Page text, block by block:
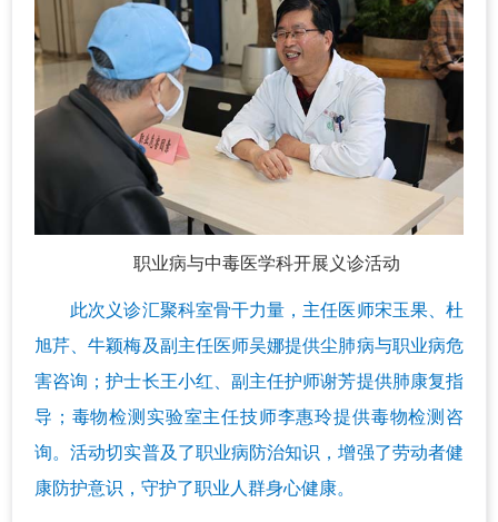
职业病与中毒医学科开展义诊活动
此次义诊汇聚科室骨干力量，主任医师宋玉果、杜
旭芹、牛颖梅及副主任医师吴娜提供尘肺病与职业病危
害咨询；护士长王小红、副主任护师谢芳提供肺康复指
导；毒物检测实验室主任技师李惠玲提供毒物检测咨
询。活动切实普及了职业病防治知识，增强了劳动者健
康防护意识，守护了职业人群身心健康。